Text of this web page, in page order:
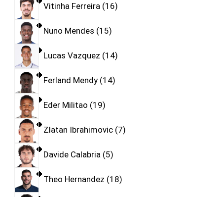
Vitinha Ferreira 16
Nuno Mendes 15
Lucas Vazquez 14
Ferland Mendy 14
Eder Militao 19
Zlatan Ibrahimovic 7
Davide Calabria 5
Theo Hernandez 18